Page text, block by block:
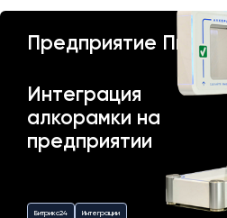
Предприятие Пик
Интеграция
алкорамки на
предприятии
Битрикс24 Интеграции